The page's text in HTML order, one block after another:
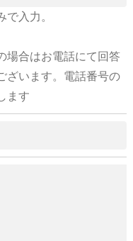
入力。
場合はお電話にて回答
ざいます。電話番号の
ます